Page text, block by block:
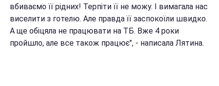
вбиваємо її рідних! Терпіти її не можу. І вимагала нас
виселити з готелю. Але правда її заспокоїли швидко.
А ще обіцяла не працювати на ТБ. Вже 4 роки
пройшло, але все також працює", - написала Лятина.